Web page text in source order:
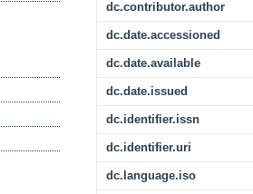
dc.contributor.author
dc.date.accessioned
dc.date.available
dc.date.issued
dc.identifier.issn
dc.identifier.uri
dc.language.iso